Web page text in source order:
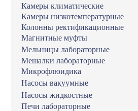
Камеры климатические
Камеры низкотемпературные
Колонны ректификационные
Магнитные муфты
Мельницы лабораторные
Мешалки лабораторные
Микрофлюидика
Насосы вакуумные
Насосы жидкостные
Печи лабораторные